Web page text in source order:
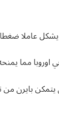
عاملا
مما
بايرن